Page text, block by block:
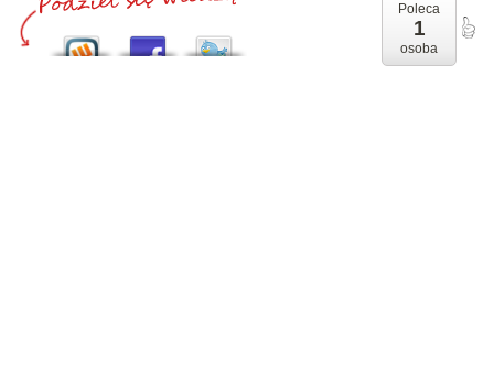
Poleca
1
osoba